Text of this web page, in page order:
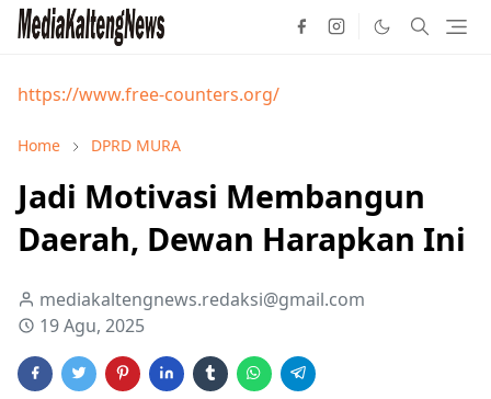
https://www.free-counters.org/
Home DPRD MURA
Jadi Motivasi Membangun
Daerah, Dewan Harapkan Ini
mediakaltengnews.redaksi@gmail.com
19 Agu, 2025